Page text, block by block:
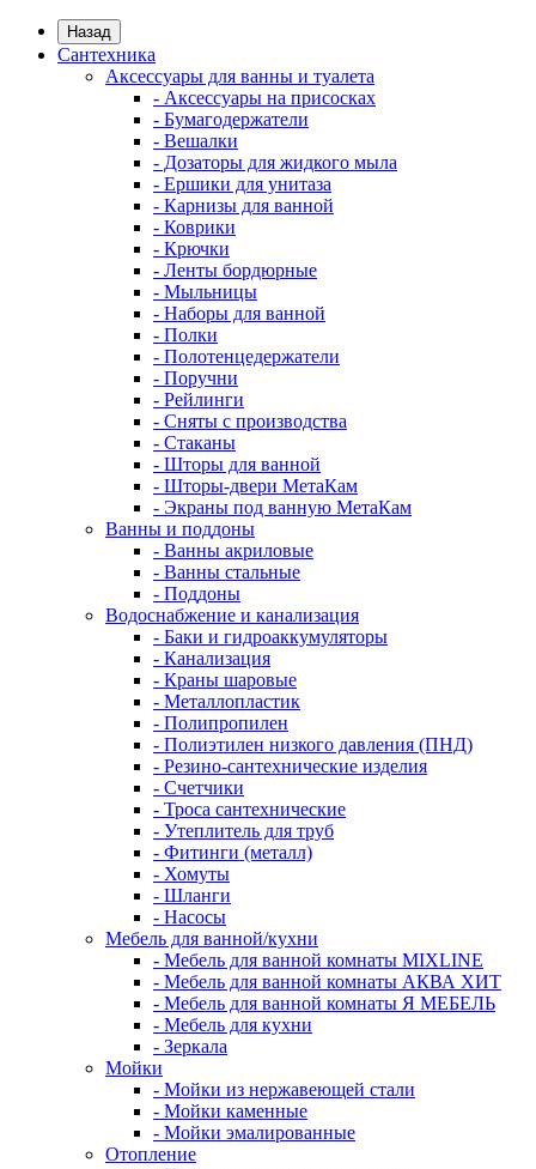
Назад
Сантехника
Аксессуары для ванны и туалета
- Аксессуары на присосках
- Бумагодержатели
- Вешалки
- Дозаторы для жидкого мыла
- Ершики для унитаза
- Карнизы для ванной
- Коврики
- Крючки
- Ленты бордюрные
- Мыльницы
- Наборы для ванной
- Полки
- Полотенцедержатели
- Поручни
- Рейлинги
- Сняты с производства
- Стаканы
- Шторы для ванной
- Шторы-двери МетаКам
- Экраны под ванную МетаКам
Ванны и поддоны
- Ванны акриловые
- Ванны стальные
- Поддоны
Водоснабжение и канализация
- Баки и гидроаккумуляторы
- Канализация
- Краны шаровые
- Металлопластик
- Полипропилен
- Полиэтилен низкого давления (ПНД)
- Резино-сантехнические изделия
- Счетчики
- Троса сантехнические
- Утеплитель для труб
- Фитинги (металл)
- Хомуты
- Шланги
- Насосы
Мебель для ванной/кухни
- Мебель для ванной комнаты MIXLINE
- Мебель для ванной комнаты АКВА ХИТ
- Мебель для ванной комнаты Я МЕБЕЛЬ
- Мебель для кухни
- Зеркала
Мойки
- Мойки из нержавеющей стали
- Мойки каменные
- Мойки эмалированные
Отопление